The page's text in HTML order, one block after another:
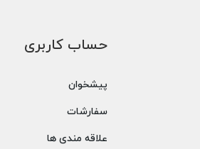
حساب کاربری
پیشخوان
سفارشات
علاقه مندی ها